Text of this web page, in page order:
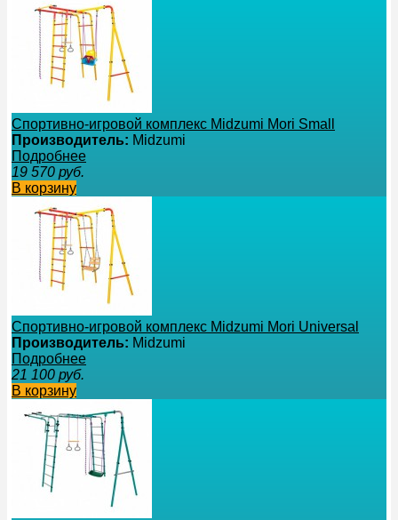
Спортивно-игровой комплекс Midzumi Mori Small
Производитель: Midzumi
Подробнее
19 570 руб.
В корзину
Спортивно-игровой комплекс Midzumi Mori Universal
Производитель: Midzumi
Подробнее
21 100 руб.
В корзину